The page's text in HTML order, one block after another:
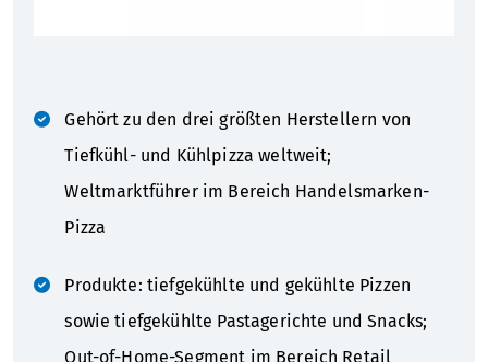
Gehört zu den drei größten Herstellern von
Tiefkühl- und Kühlpizza weltweit;
Weltmarktführer im Bereich Handelsmarken-
Pizza
Produkte: tiefgekühlte und gekühlte Pizzen
sowie tiefgekühlte Pastagerichte und Snacks;
Out-of-Home-Segment im Bereich Retail